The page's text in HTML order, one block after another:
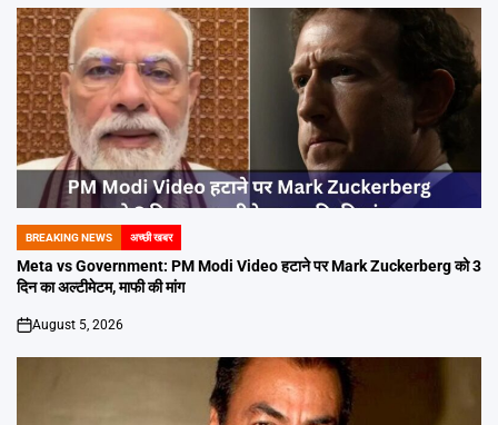
POSTED
IN
BREAKING NEWS अच्छी खबर
Meta vs Government: PM Modi Video हटाने पर Mark Zuckerberg को 3
दिन का अल्टीमेटम, माफी की मांग
on
August 5, 2026